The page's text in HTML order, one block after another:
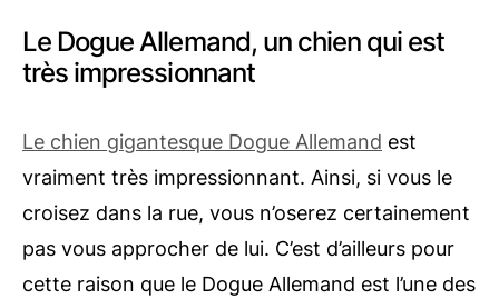
Le Dogue Allemand, un chien qui est
très impressionnant
Le chien gigantesque Dogue Allemand est
vraiment très impressionnant. Ainsi, si vous le
croisez dans la rue, vous n’oserez certainement
pas vous approcher de lui. C’est d’ailleurs pour
cette raison que le Dogue Allemand est l’une des